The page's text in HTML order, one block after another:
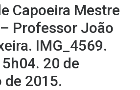
Capoeira Mestre
Professor João
IMG_4569.
20 de
de 2015.